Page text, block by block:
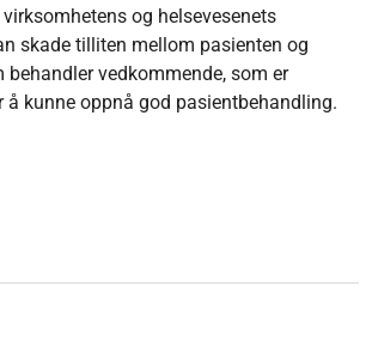
og helsevesenets
skade tilliten mellom pasienten og
behandler vedkommende, som er
å kunne oppnå god pasientbehandling.